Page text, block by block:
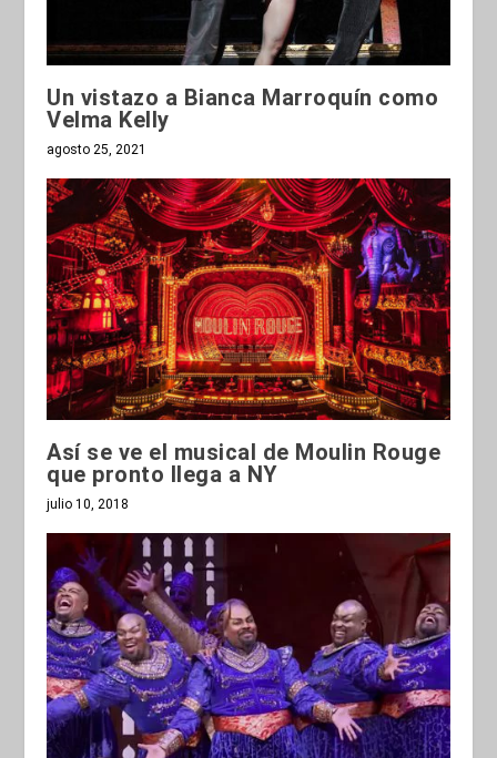
Un vistazo a Bianca Marroquín como
Velma Kelly
agosto 25, 2021
Así se ve el musical de Moulin Rouge
que pronto llega a NY
julio 10, 2018